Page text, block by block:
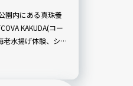
園内にある真珠養
KAKUDA(コー
老水揚げ体験、シ
残すホテル